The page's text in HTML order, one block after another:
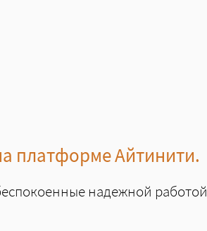
платформе Айтинити.
надежной работой